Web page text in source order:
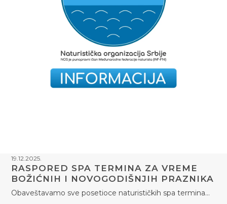
19.12.2025.
RASPORED SPA TERMINA ZA VREME
BOŽIĆNIH I NOVOGODIŠNJIH PRAZNIKA
Obaveštavamo sve posetioce naturističkih spa termina…